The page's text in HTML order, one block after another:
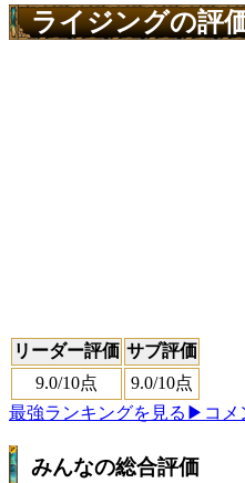
ライジングの評
リーダー評価 サブ評価
9.0/10点 9.0/10点
最強ランキングを見る ▶コメ
みんなの総合評価